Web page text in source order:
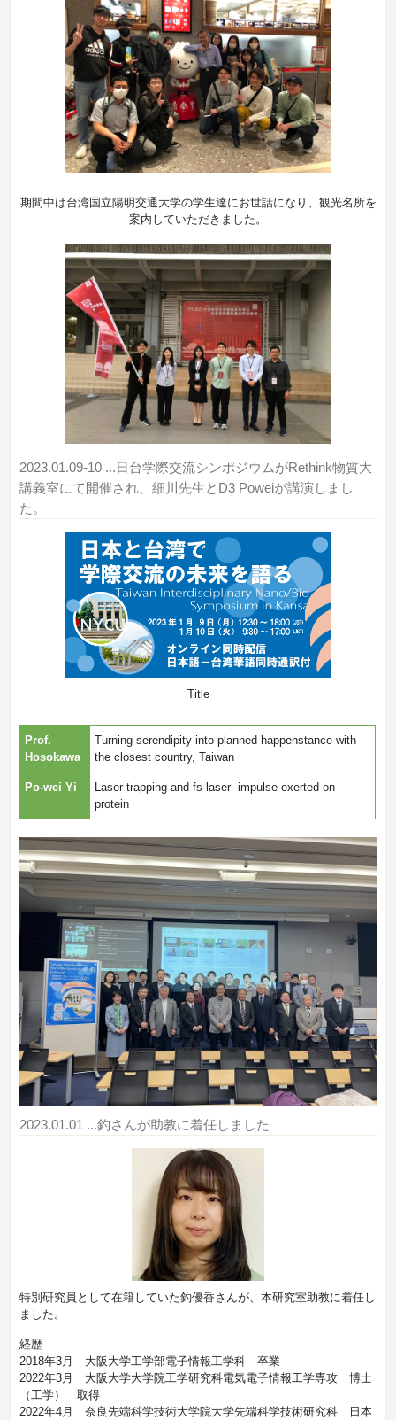
期間中は台湾国立陽明交通大学の学生達にお世話になり、観光名所を
案内していただきました。
2023.01.09-10 ...日台学際交流シンポジウムがRethink物質大
講義室にて開催され、細川先生とD3 Poweiが講演しまし
た。
Title
Prof.
Hosokawa
Turning serendipity into planned happenstance with
the closest country, Taiwan
Po-wei Yi
Laser trapping and fs laser- impulse exerted on
protein
2023.01.01 ...釣さんが助教に着任しました
特別研究員として在籍していた釣優香さんが、本研究室助教に着任し
ました。
経歴
2018年3月 大阪大学工学部電子情報工学科 卒業
2022年3月 大阪大学大学院工学研究科電気電子情報工学専攻 博士
（工学） 取得
2022年4月 奈良先端科学技術大学院大学先端科学技術研究科 日本